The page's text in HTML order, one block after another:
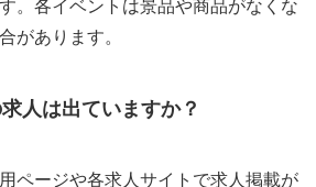
。各イベントは景品や商品がなくな
があります。
人は出ていますか？
ページや各求人サイトで求人掲載が